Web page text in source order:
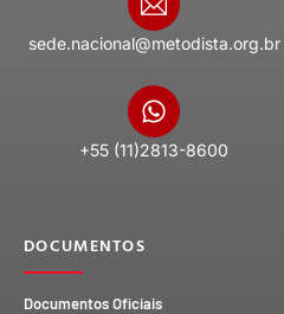
sede.nacional@metodista.org.br
+55 (11)2813-8600
DOCUMENTOS
Documentos Oficiais